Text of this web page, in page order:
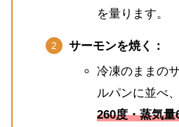
を量ります。
サーモンを焼く：
冷凍のままの
ルパンに並べ、
260度・蒸気量